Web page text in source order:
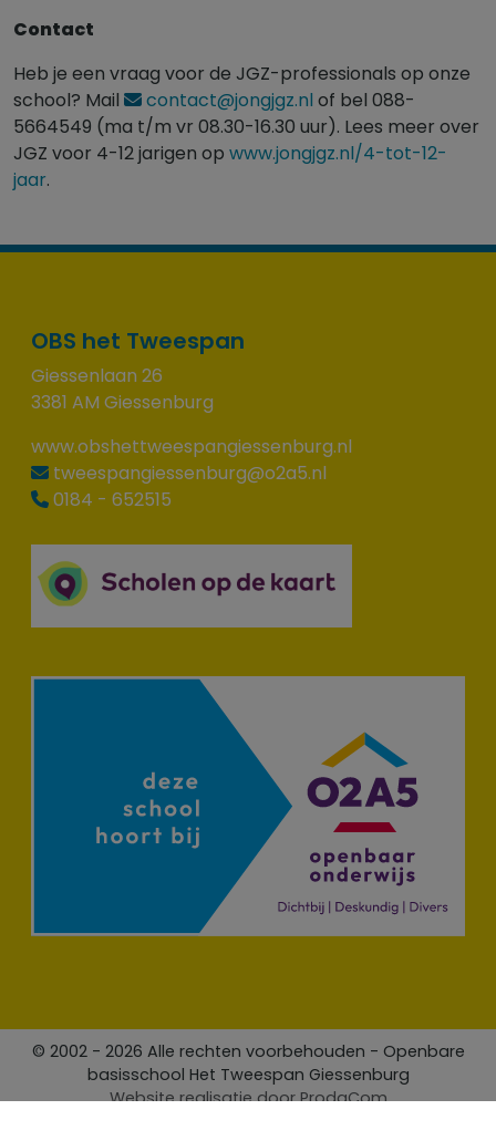
Contact
Heb je een vraag voor de JGZ-professionals op onze
school? Mail
contact@jongjgz.nl of bel 088-
5664549 (ma t/m vr 08.30-16.30 uur). Lees meer over
JGZ voor 4-12 jarigen op www.jongjgz.nl/4-tot-12-
jaar.
OBS het Tweespan
Giessenlaan 26
3381 AM Giessenburg
www.obshettweespangiessenburg.nl
tweespangiessenburg@o2a5.nl
0184 - 652515
© 2002 - 2026 Alle rechten voorbehouden - Openbare
basisschool Het Tweespan Giessenburg
Website realisatie doorProdaCom